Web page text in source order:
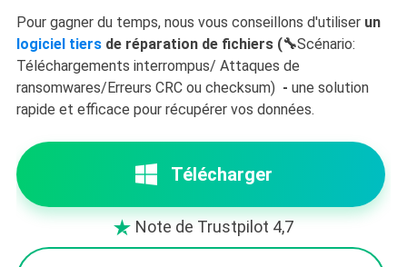
Pour gagner du temps, nous vous conseillons d'utiliser un
logiciel tiersde réparation de fichiers (🔧Scénario:
Téléchargements interrompus/ Attaques de
ransomwares/Erreurs CRC ou checksum) - une solution
rapide et efficace pour récupérer vos données.
Télécharger
 Note de Trustpilot 4,7